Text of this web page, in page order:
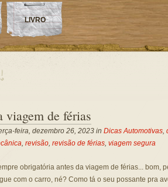
LIVRO
viagem de férias
feira, dezembro 26, 2023 in Dicas Automotivas,
, revisão, revisão de férias, viagem segura
obrigatória antes da viagem de férias... bom,
com o carro, né? Como tá o seu possante pra